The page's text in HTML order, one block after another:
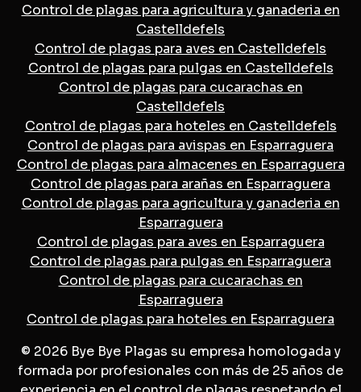
Control de plagas para agricultura y ganaderia en
Castelldefels
Control de plagas para aves en Castelldefels
Control de plagas para pulgas en Castelldefels
Control de plagas para cucarachas en
Castelldefels
Control de plagas para hoteles en Castelldefels
Control de plagas para avispas en Esparraguera
Control de plagas para almacenes en Esparraguera
Control de plagas para arañas en Esparraguera
Control de plagas para agricultura y ganaderia en
Esparraguera
Control de plagas para aves en Esparraguera
Control de plagas para pulgas en Esparraguera
Control de plagas para cucarachas en
Esparraguera
Control de plagas para hoteles en Esparraguera
© 2026 Bye Bye Plagas su empresa homologada y
formada por profesionales con más de 25 años de